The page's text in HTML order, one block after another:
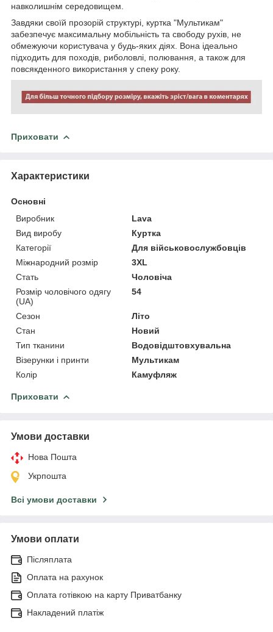
навколишнім середовищем.
Завдяки своїй прозорій структурі, куртка "Мультикам"
забезпечує максимальну мобільність та свободу рухів, не
обмежуючи користувача у будь-яких діях. Вона ідеально
підходить для походів, риболовлі, полювання, а також для
повсякденного використання у спеку року.
Приховати
Характеристики
Основні
Виробник
Lava
Вид виробу
Куртка
Категорії
Для військовослужбовців
Міжнародний розмір
3XL
Стать
Чоловіча
Розмір чоловічого одягу
(UA)
54
Сезон
Літо
Стан
Новий
Тип тканини
Водовідштовхувальна
Візерунки і принти
Мультикам
Колір
Камуфляж
Приховати
Умови доставки
Нова Пошта
Укрпошта
Всі умови доставки
Умови оплати
Післяплата
Оплата на рахунок
Оплата готівкою на карту Приватбанку
Накладений платіж